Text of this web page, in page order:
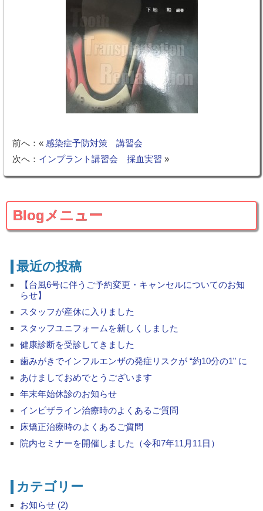
前へ：« 感染症予防対策 講習会
次へ： インプラント講習会 採血実習 »
Blogメニュー
最近の投稿
【台風6号に伴うご予約変更・キャンセルについてのお知
らせ】
スタッフが産休に入りました
スタッフユニフォームを新しくしました
健康診断を受診してきました
歯みがきでインフルエンザの発症リスクが “約10分の1” に
あけましておめでとうございます
年末年始休診のお知らせ
インビザライン治療時のよくあるご質問
床矯正治療時のよくあるご質問
院内セミナーを開催しました（令和7年11月11日）
カテゴリー
お知らせ (2)